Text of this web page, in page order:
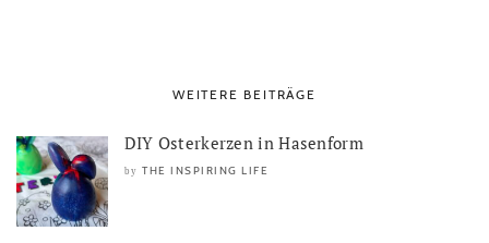
WEITERE BEITRÄGE
DIY Osterkerzen in Hasenform
by THE INSPIRING LIFE